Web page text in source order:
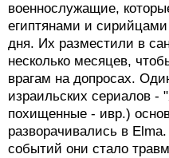
военнослужащие,
египтянами и
дня. Их разместили в
несколько месяцев,
врагам на допросах.
израильских сериалов
похищенные - ивр.)
разворачивались в
событий они стало